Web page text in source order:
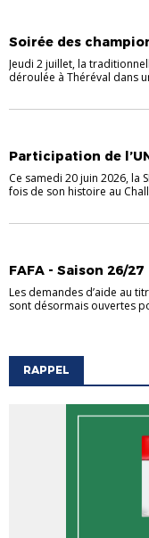
Soirée des
Jeudi 2 juillet, la
déroulée à Théréval dans
Participation de
Ce samedi 20 juin 2026, la
fois de son histoire au
FAFA - Saison 26/27
Les demandes d’aide au
sont désormais ouvertes
RAPPEL